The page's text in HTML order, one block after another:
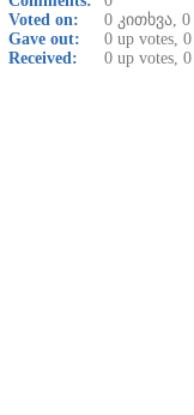
Voted on:
0 კითხვა, 0
Gave out:
0 up votes, 0
Received:
0 up votes, 0